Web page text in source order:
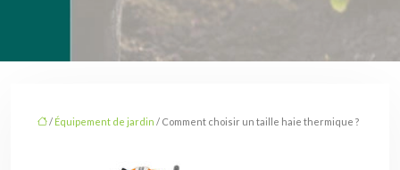
/ Équipement de jardin / Comment choisir un taille haie thermique ?